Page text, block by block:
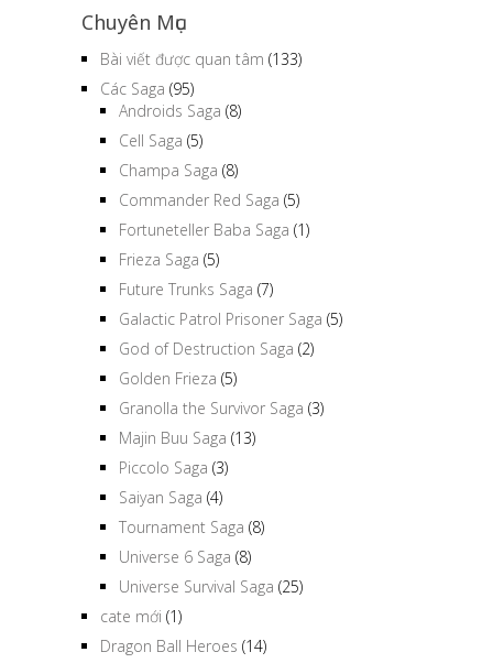
Chuyên Mục
Bài viết được quan tâm (133)
Các Saga (95)
Androids Saga (8)
Cell Saga (5)
Champa Saga (8)
Commander Red Saga (5)
Fortuneteller Baba Saga (1)
Frieza Saga (5)
Future Trunks Saga (7)
Galactic Patrol Prisoner Saga (5)
God of Destruction Saga (2)
Golden Frieza (5)
Granolla the Survivor Saga (3)
Majin Buu Saga (13)
Piccolo Saga (3)
Saiyan Saga (4)
Tournament Saga (8)
Universe 6 Saga (8)
Universe Survival Saga (25)
cate mới (1)
Dragon Ball Heroes (14)